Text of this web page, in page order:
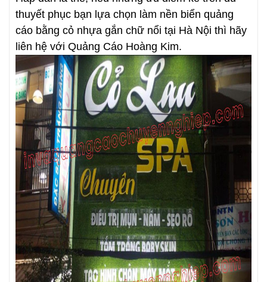
thuyết phục bạn lựa chọn làm nền biển quảng
cáo bằng cỏ nhựa gắn chữ nổi tại Hà Nội thì hãy
liên hệ với Quảng Cáo Hoàng Kim.